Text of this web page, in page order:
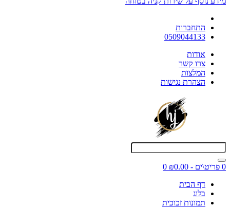
התחברות
0509044133
אודות
צרו קשר
המלצות
הצהרת נגישות
0 פריט\ים - ₪0.00
0
דף הבית
בלוג
תמונות זכוכית